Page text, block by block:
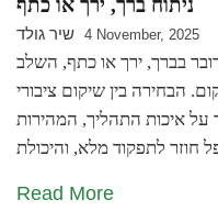
ניתוח ברך, ירך או כתף
שיר גולד 4 November, 2025
בברך, ירך או כתף, השלב
הבחירה בין שיקום ציבורי
על איכות התהליך, המהירות
Read More